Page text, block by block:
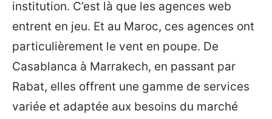
institution. C’est là que les agences web
entrent en jeu. Et au Maroc, ces agences ont
particulièrement le vent en poupe. De
Casablanca à Marrakech, en passant par
Rabat, elles offrent une gamme de services
variée et adaptée aux besoins du marché